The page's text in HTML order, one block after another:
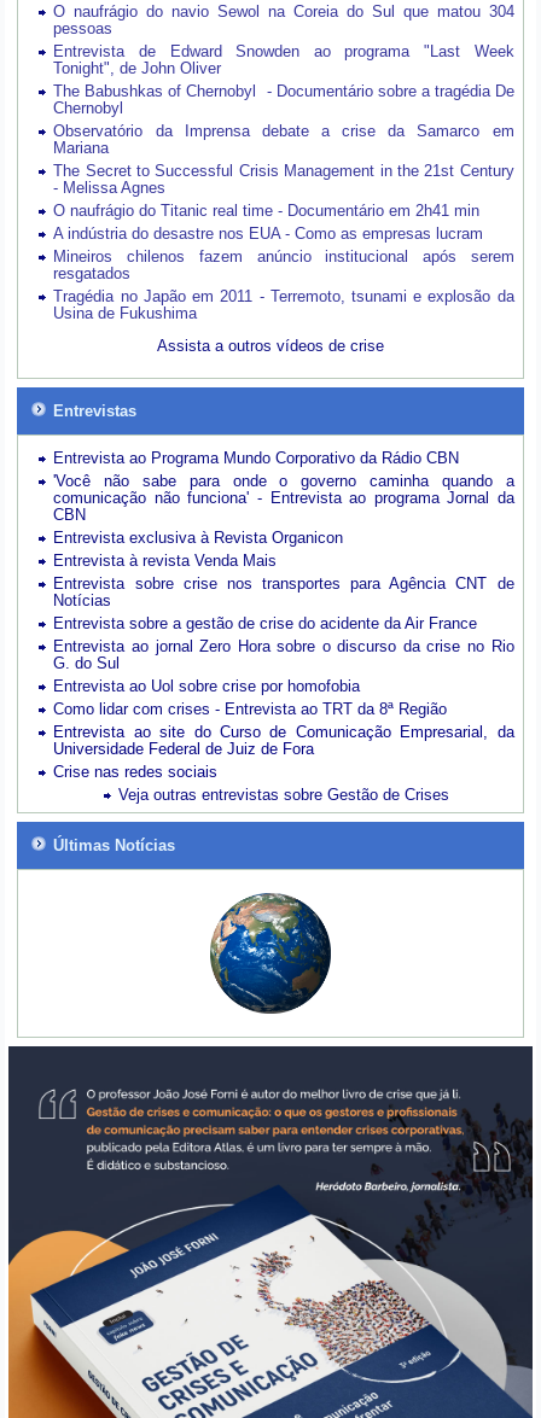
O naufrágio do navio Sewol na Coreia do Sul que matou 304
pessoas
Entrevista de Edward Snowden ao programa "Last Week
Tonight", de John Oliver
The Babushkas of Chernobyl - Documentário sobre a tragédia De
Chernobyl
Observatório da Imprensa debate a crise da Samarco em
Mariana
The Secret to Successful Crisis Management in the 21st Century
- Melissa Agnes
O naufrágio do Titanic real time - Documentário em 2h41 min
A indústria do desastre nos EUA - Como as empresas lucram
Mineiros chilenos fazem anúncio institucional após serem
resgatados
Tragédia no Japão em 2011 - Terremoto, tsunami e explosão da
Usina de Fukushima
Assista a outros vídeos de crise
Entrevistas
Entrevista ao Programa Mundo Corporativo da Rádio CBN
'Você não sabe para onde o governo caminha quando a
comunicação não funciona' - Entrevista ao programa Jornal da
CBN
Entrevista exclusiva à Revista Organicon
Entrevista à revista Venda Mais
Entrevista sobre crise nos transportes para Agência CNT de
Notícias
Entrevista sobre a gestão de crise do acidente da Air France
Entrevista ao jornal Zero Hora sobre o discurso da crise no Rio
G. do Sul
Entrevista ao Uol sobre crise por homofobia
Como lidar com crises - Entrevista ao TRT da 8ª Região
Entrevista ao site do Curso de Comunicação Empresarial, da
Universidade Federal de Juiz de Fora
Crise nas redes sociais
Veja outras entrevistas sobre Gestão de Crises
Últimas Notícias